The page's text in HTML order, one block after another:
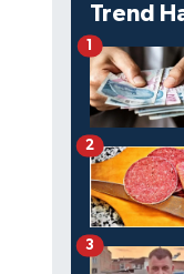
Trend
1
2
3